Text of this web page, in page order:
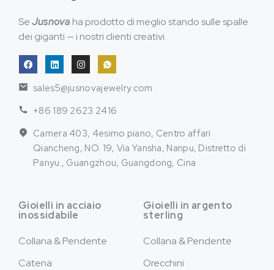
SeJusnova ha prodotto di meglio stando sulle spalle
dei giganti — i nostri clienti creativi.
sales5@jusnovajewelry.com
+86 189 2623 2416
Camera 403, 4esimo piano, Centro affari
Qiancheng, NO. 19, Via Yansha, Nanpu, Distretto di
Panyu., Guangzhou, Guangdong, Cina
Gioielli in acciaio
inossidabile
Collana & Pendente
Catena
Gioielli in argento
sterling
Collana & Pendente
Orecchini